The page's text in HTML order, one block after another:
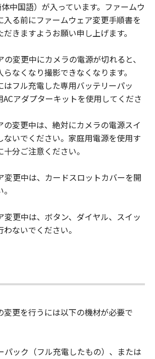
フトウェア」に係る知的財産権
内容によりキヤノンまたはキヤノ
示
、「許諾ソフトウェア」に含まれ
ンまたはキヤノンのライセンサー
表示を変更し、除去しまたは削除
りません。
およびアップグレード
」に明示的に定める場合を除き、
、それらの販売代理店および販売
びにキヤノンのライセンサーは、
による「許諾ソフトウェア」の使
することに、ならびに「許諾ソフ
負うものではありません。
な認可等を得ることなしに、「許
間接に輸出してはなりません。
中国語）が入っています。ファームウ
入る前にファームウェア変更手順書を
きますようお願い申し上げます。
変更中にカメラの電源が切れると、
なくなり撮影できなくなります。
はフル充電した専用バッテリーパッ
ACアダプターキットを使用してくださ
の変更中は、絶対にカメラの電源スイ
ないでください。家庭用電源を使用す
分ご注意ください。
変更中は、カードスロットカバーを開
変更中は、ボタン、ダイヤル、スイッ
ないでください。
変更を行うには以下の機材が必要で
パック（フル充電したもの）、または